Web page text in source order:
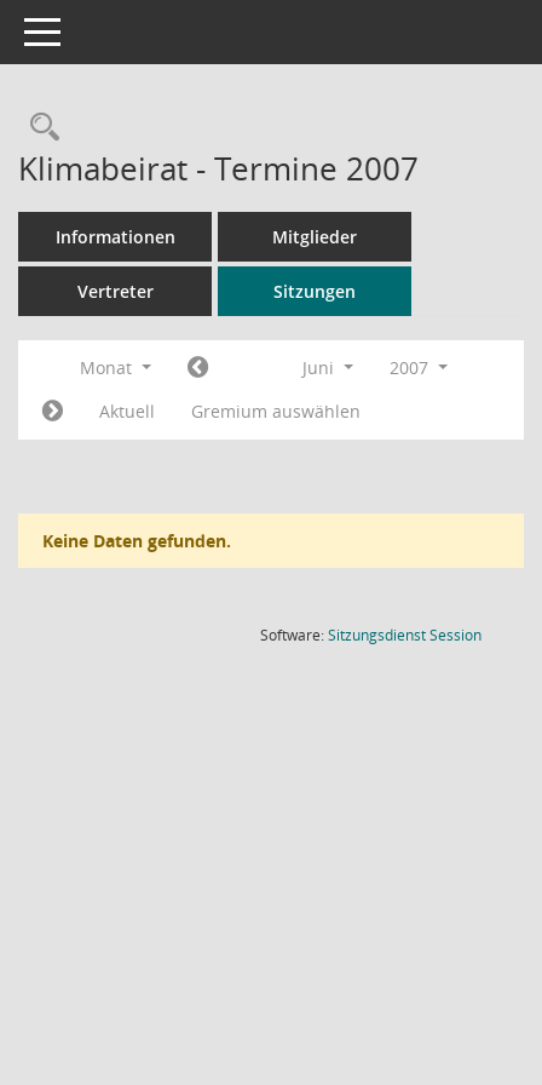
Toggle navigation
Rechercheauswahl
Klimabeirat - Termine 2007
Informationen Mitglieder
Vertreter Sitzungen
Monat Juni
2007
Aktuell
Gremium auswählen
Keine Daten gefunden.
Software:SitzungsdienstSession(Wird in